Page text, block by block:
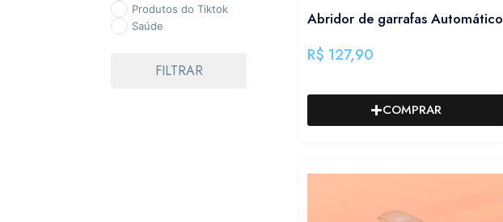
Produtos do Tiktok
Saúde
FILTRAR
Abridor de garrafas Automático
R$ 127,90
COMPRAR